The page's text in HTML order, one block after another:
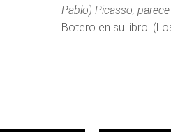
Pablo) Picasso,
Botero en su libro.